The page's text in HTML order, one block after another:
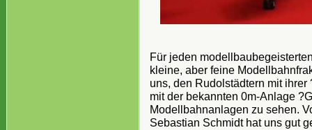
Für jeden
kleine, aber feine
uns, den Rudolstädtern mit
mit der bekannten 0m-Anlage
Modellbahnanlagen zu sehen.
Sebastian Schmidt hat uns gut